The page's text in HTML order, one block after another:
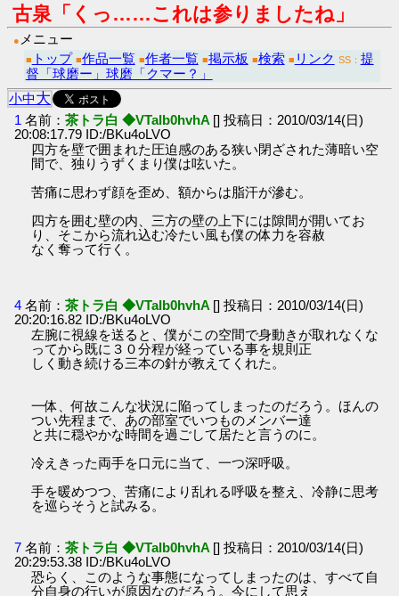
古泉「くっ……これは参りましたね」
● メニュー
■ トップ ■作品一覧 ■作者一覧 ■掲示板 ■検索 ■ リンク SS： 提
督「球磨ー」球磨「クマー？」
小中大
1 名前：茶トラ白 ◆VTaIb0hvhA [] 投稿日：2010/03/14(日)
20:08:17.79 ID:/BKu4oLVO
四方を壁で囲まれた圧迫感のある狭い閉ざされた薄暗い空
間で、独りうずくまり僕は呟いた。
苦痛に思わず顔を歪め、額からは脂汗が滲む。
四方を囲む壁の内、三方の壁の上下には隙間が開いてお
り、そこから流れ込む冷たい風も僕の体力を容赦
なく奪って行く。
4 名前：茶トラ白 ◆VTaIb0hvhA [] 投稿日：2010/03/14(日)
20:20:16.82 ID:/BKu4oLVO
左腕に視線を送ると、僕がこの空間で身動きが取れなくな
ってから既に３０分程が経っている事を規則正
しく動き続ける三本の針が教えてくれた。
一体、何故こんな状況に陥ってしまったのだろう。ほんの
つい先程まで、あの部室でいつものメンバー達
と共に穏やかな時間を過ごして居たと言うのに。
冷えきった両手を口元に当て、一つ深呼吸。
手を暖めつつ、苦痛により乱れる呼吸を整え、冷静に思考
を巡らそうと試みる。
7 名前：茶トラ白 ◆VTaIb0hvhA [] 投稿日：2010/03/14(日)
20:29:53.38 ID:/BKu4oLVO
恐らく、このような事態になってしまったのは、すべて自
分自身の行いが原因なのだろう。今にして思え